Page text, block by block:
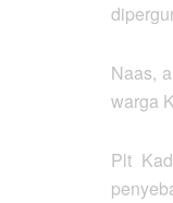
Naas,
warga
Plt